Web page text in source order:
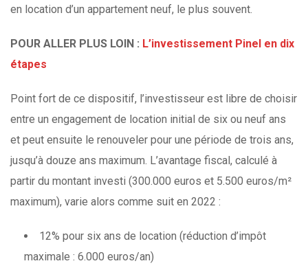
en location d’un appartement neuf, le plus souvent.
POUR ALLER PLUS LOIN : L’investissement Pinel en dix
étapes
Point fort de ce dispositif, l’investisseur est libre de choisir
entre un engagement de location initial de six ou neuf ans
et peut ensuite le renouveler pour une période de trois ans,
jusqu’à douze ans maximum. L’avantage fiscal, calculé à
partir du montant investi (300.000 euros et 5.500 euros/m²
maximum), varie alors comme suit en 2022 :
12% pour six ans de location (réduction d’impôt
maximale : 6.000 euros/an)